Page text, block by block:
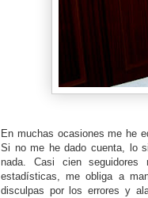
En muchas ocasiones me he
Si no me he dado cuenta, lo
nada. Casi cien seguidores
estadísticas, me obliga a
disculpas por los errores y